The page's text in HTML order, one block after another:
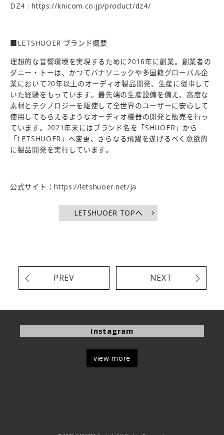
DZ4 :https://knicom.co.jp/product/dz4/
■LETSHUOER ブランド概要
理想的な音響環境を実現するために2016年に創業。創業者の
ダニー・トーは、かつてパナソニックや多国籍グローバル企
業において20年以上のオーディオ製品開発、生産に従事して
いた経験をもっています。最先端の生産設備を備え、高度な
素材とテクノロジーを駆使して全世界のユーザーに安心して
使用してもらえるようなオーディオ機器の開発と販売を行っ
ています。2021年末にはブランド名を「SHUOER」から
「LETSHUOER」へ変更、さらなる飛躍を遂げるべく意欲的
に製品開発を実行しています。
公式サイト：https://letshuoer.net/ja
LETSHUOER TOPへ
PREV NEXT
Instagram
view more